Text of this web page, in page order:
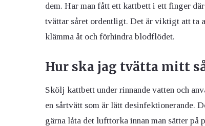
dem. Har man fått ett kattbett i ett finger
tvättar såret ordentligt. Det är viktigt att ta
klämma åt och förhindra blodflödet.
Hur ska jag tvätta mitt
Skölj kattbett under rinnande vatten och
en sårtvätt som är lätt desinfektionerande.
gärna låta det lufttorka innan man sätter på